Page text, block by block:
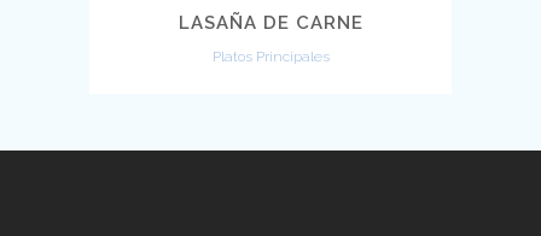
LASAÑA DE CARNE
Platos Principales